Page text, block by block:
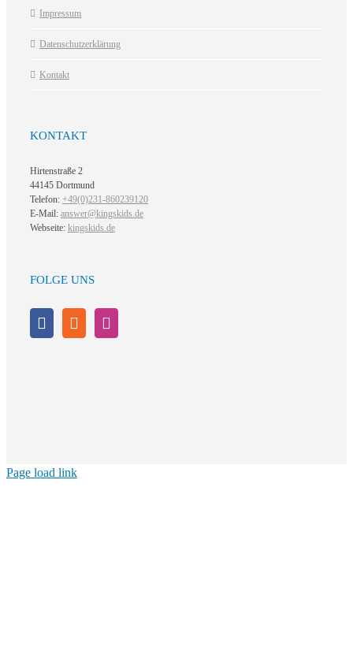
Impressum
Datenschutzerklärung
Kontakt
KONTAKT
Hirtenstraße 2
44145 Dortmund
Telefon: +49(0)231-860239120
E-Mail: answer@kingskids.de
Webseite: kingskids.de
FOLGE UNS
Page load link